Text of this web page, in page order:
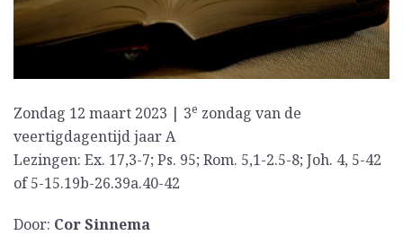
Zondag 12 maart 2023 | 3e zondag van de
veertigdagentijd jaar A
Lezingen: Ex. 17,3-7; Ps. 95; Rom. 5,1-2.5-8; Joh. 4, 5-42
of 5-15.19b-26.39a.40-42
Door: Cor Sinnema